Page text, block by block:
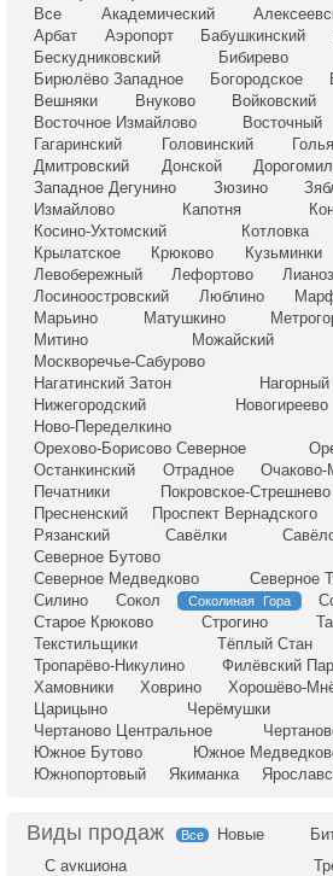
Все Академический
Арбат
Аэропорт Бабушкинский
Бескудниковский
Бибирево
Бирюлёво Западное
Богородское
Вешняки
Внуково Войковский
Восточное Измайлово
Восточный
Гагаринский
Головинский
Дмитровский
Донской
Западное Дегунино
Зюзино
Измайлово
Капотня
Косино-Ухтомский
Котловка
Крылатское
Крюково Кузьминки
Левобережный
Лефортово
Лосиноостровский
Люблино
Марьино
Матушкино
Митино
Можайский
Москворечье-Сабурово
Нагатинский Затон
Нагорный
Нижегородский
Новогиреево
Ново-Переделкино
Орехово-Борисово Северное
Останкинский
Отрадное Очаково-
Печатники
Покровское-Стрешнево
Пресненский
Проспект Вернадского
Рязанский
Савёлки
Северное Бутово
Северное Медведково
Северное
Силино
Сокол Соколиная Гора
Старое Крюково
Строгино
Текстильщики
Тёплый Стан
Тропарёво-Никулино
Филёвский
Хамовники
Ховрино Хорошёво-
Царицыно
Черёмушки
Чертаново Центральное
Южное Бутово
Южное
Южнопортовый
Якиманка
Все Новые
С аукциона